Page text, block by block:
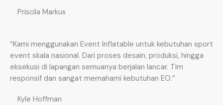
Priscila Markus
“Kami menggunakan Event Inflatable untuk kebutuhan sport
event skala nasional. Dari proses desain, produksi, hingga
eksekusi di lapangan semuanya berjalan lancar. Tim
responsif dan sangat memahami kebutuhan EO.”
Kyle Hoffman